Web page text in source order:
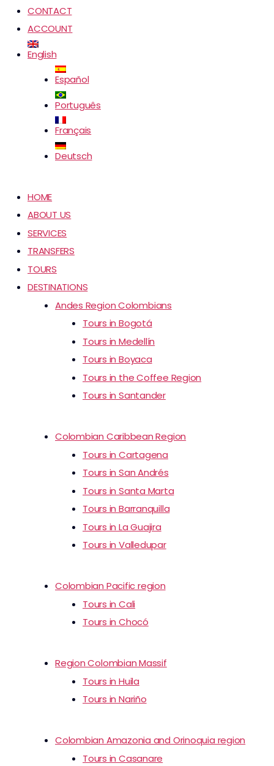
CONTACT
ACCOUNT
English
Español
Português
Français
Deutsch
HOME
ABOUT US
SERVICES
TRANSFERS
TOURS
DESTINATIONS
Andes Region Colombians
Tours in Bogotá
Tours in Medellín
Tours in Boyaca
Tours in the Coffee Region
Tours in Santander
Colombian Caribbean Region
Tours in Cartagena
Tours in San Andrés
Tours in Santa Marta
Tours in Barranquilla
Tours in La Guajira
Tours in Valledupar
Colombian Pacific region
Tours in Cali
Tours in Chocó
Region Colombian Massif
Tours in Huila
Tours in Nariño
Colombian Amazonia and Orinoquia region
Tours in Casanare